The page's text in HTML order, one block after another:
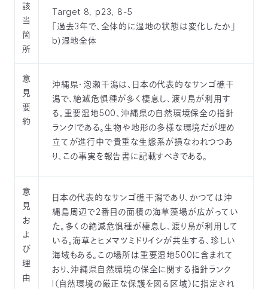
該
当
箇
所
Target 8, p23, 8-5
「過去3年で、全体的に湿地の状態は変化したか」
b)湿地全体
意
見
要
約
沖縄県・泡瀬干潟は、日本の代表的なサンゴ礁干
潟で、絶滅危惧種が多く棲息し、渡り鳥が利用す
る。重要湿地500、沖縄県の自然環境保全の指針
ランクIである。生物や地形の多様な環境だが埋め
立てが進行中で貴重な生態系が損なわれつつあ
り、この事実を報告書に記載すべきである。
意
見
お
よ
び
理
由
日本の代表的なサンゴ礁干潟であり、かつては沖
縄島周辺で2番目の面積の海草藻場が広がってい
た。多くの絶滅危惧種が棲息し、渡り鳥が利用して
いる。海草とヒメマツミドリイシが共生する、珍しい
海域もある。この場所は重要湿地500に含まれて
おり、沖縄県自然環境の保全に関する指針ランク
I（自然環境の厳正な保護を図る区域）に指定され